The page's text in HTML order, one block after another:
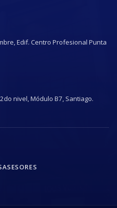
Edif. Centro Profesional Punta
nivel, Módulo B7, Santiago.
ASESORES